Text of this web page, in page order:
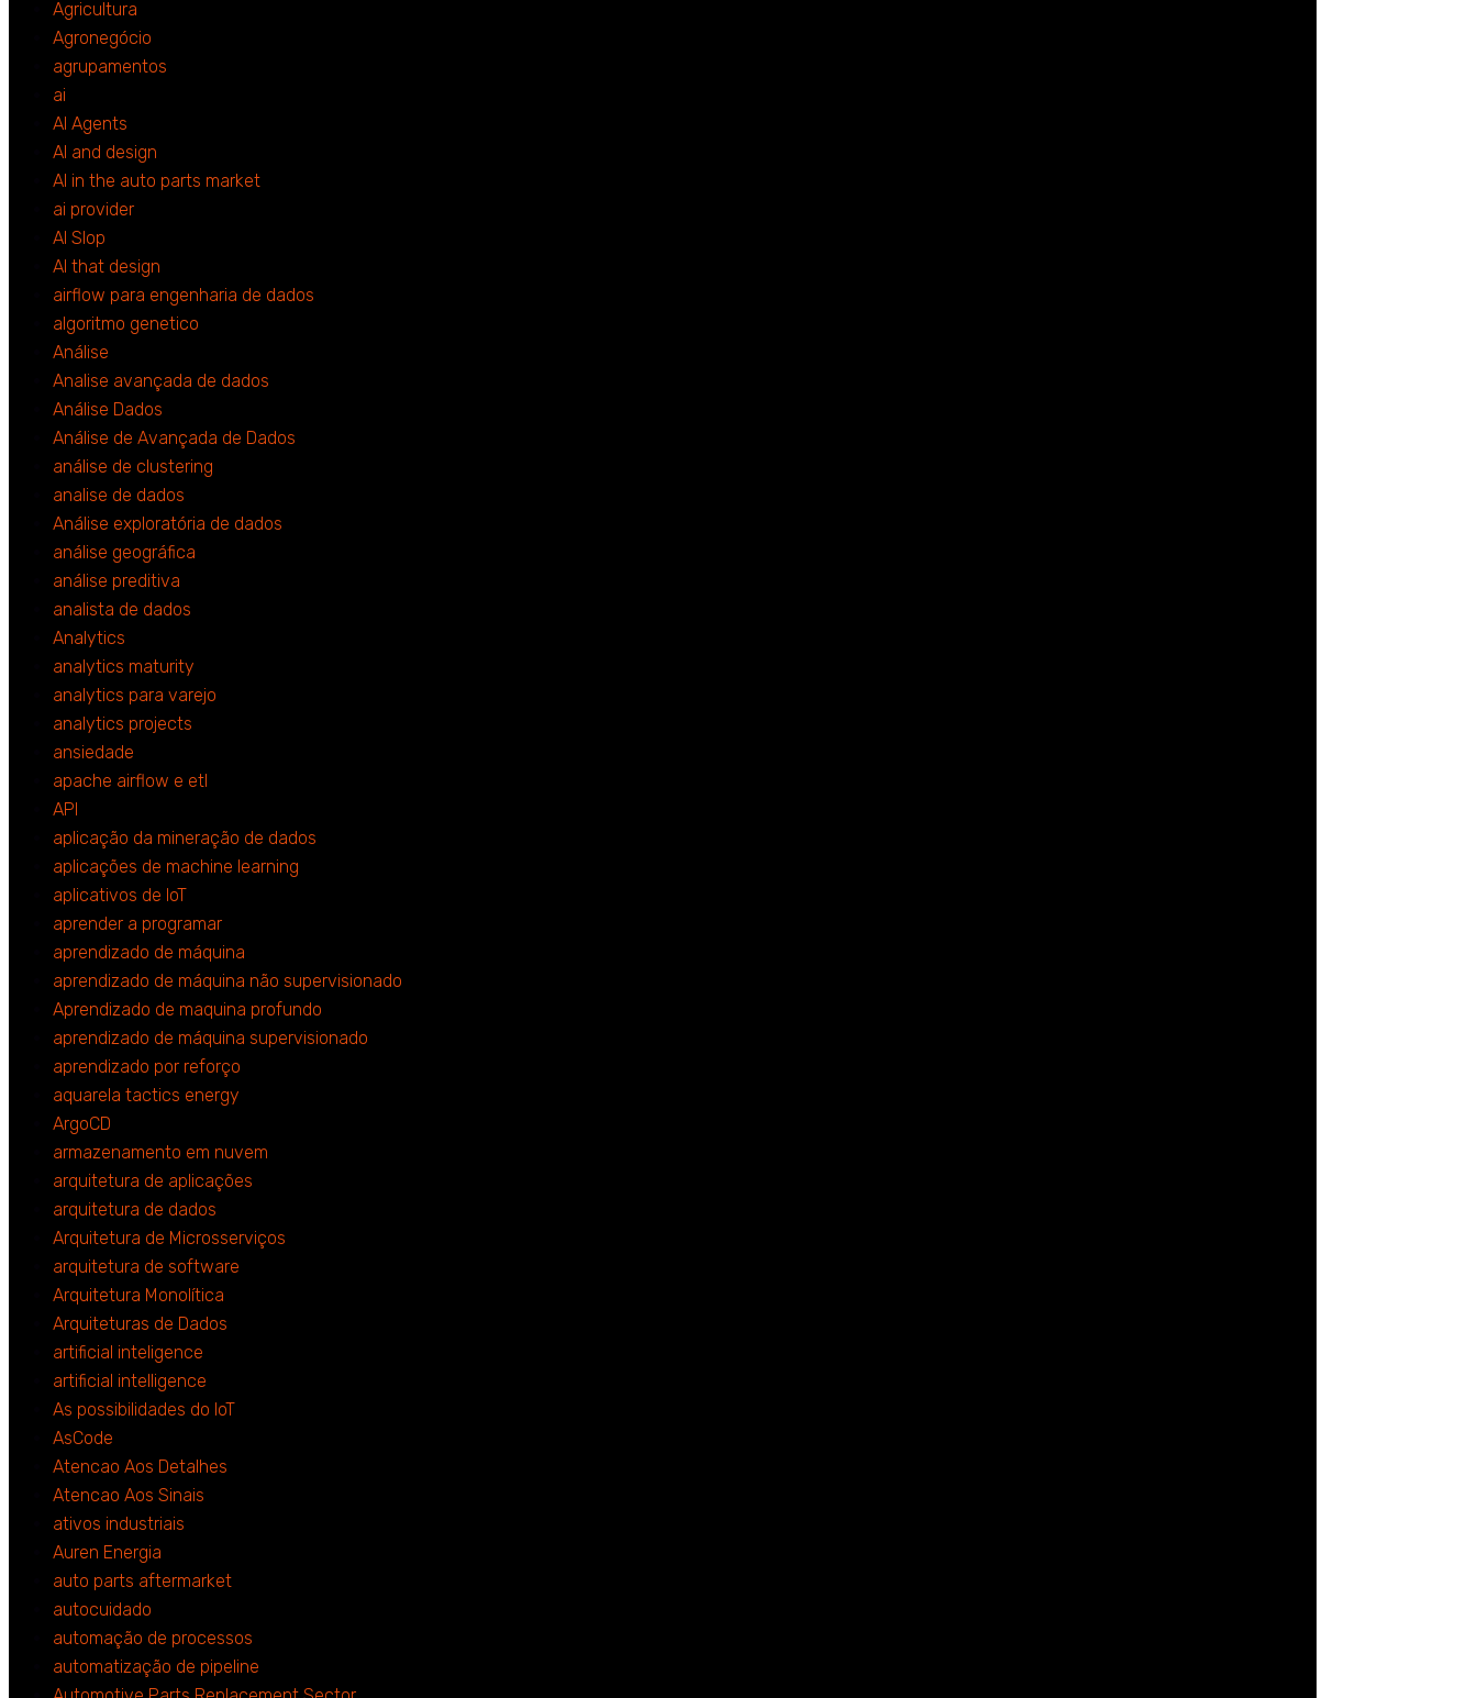
Agricultura
Agronegócio
agrupamentos
ai
AI Agents
AI and design
AI in the auto parts market
ai provider
AI Slop
AI that design
airflow para engenharia de dados
algoritmo genetico
Análise
Analise avançada de dados
Análise Dados
Análise de Avançada de Dados
análise de clustering
analise de dados
Análise exploratória de dados
análise geográfica
análise preditiva
analista de dados
Analytics
analytics maturity
analytics para varejo
analytics projects
ansiedade
apache airflow e etl
API
aplicação da mineração de dados
aplicações de machine learning
aplicativos de IoT
aprender a programar
aprendizado de máquina
aprendizado de máquina não supervisionado
Aprendizado de maquina profundo
aprendizado de máquina supervisionado
aprendizado por reforço
aquarela tactics energy
ArgoCD
armazenamento em nuvem
arquitetura de aplicações
arquitetura de dados
Arquitetura de Microsserviços
arquitetura de software
Arquitetura Monolítica
Arquiteturas de Dados
artificial inteligence
artificial intelligence
As possibilidades do IoT
AsCode
Atencao Aos Detalhes
Atencao Aos Sinais
ativos industriais
Auren Energia
auto parts aftermarket
autocuidado
automação de processos
automatização de pipeline